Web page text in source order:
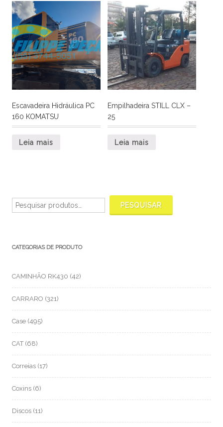
Escavadeira Hidráulica PC
160 KOMATSU
Leia mais
Empilhadeira STILL CLX –
25
Leia mais
por:
PESQUISAR
CATEGORIAS DE PRODUTO
CAMINHÃO RK430 (42)
CARRARO (321)
Case (495)
CAT (68)
Correias (17)
Coxins (6)
Discos (11)